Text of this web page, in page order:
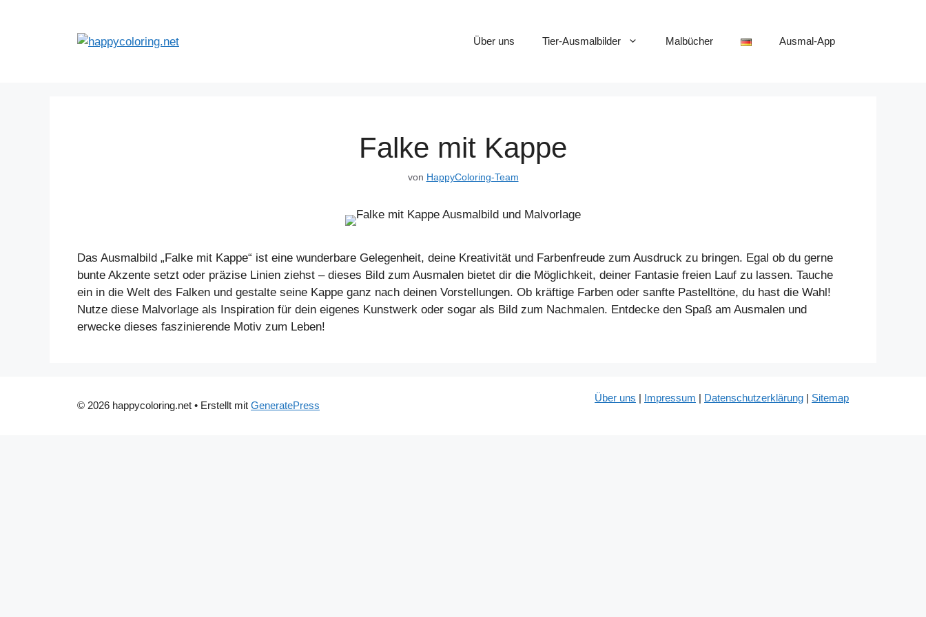
Über uns Tier-Ausmalbilder Malbücher Ausmal-App
Falke mit Kappe
von HappyColoring-Team
Das Ausmalbild „Falke mit Kappe“ ist eine wunderbare Gelegenheit, deine Kreativität und Farbenfreude zum Ausdruck zu bringen. Egal ob du gerne
bunte Akzente setzt oder präzise Linien ziehst – dieses Bild zum Ausmalen bietet dir die Möglichkeit, deiner Fantasie freien Lauf zu lassen. Tauche
ein in die Welt des Falken und gestalte seine Kappe ganz nach deinen Vorstellungen. Ob kräftige Farben oder sanfte Pastelltöne, du hast die Wahl!
Nutze diese Malvorlage als Inspiration für dein eigenes Kunstwerk oder sogar als Bild zum Nachmalen. Entdecke den Spaß am Ausmalen und
erwecke dieses faszinierende Motiv zum Leben!
Über uns | Impressum | Datenschutzerklärung | Sitemap
© 2026 happycoloring.net • Erstellt mit GeneratePress